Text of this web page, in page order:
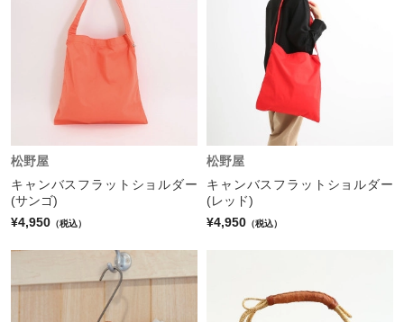
松野屋
キャンバスフラットショルダー
(サンゴ)
¥4,950 （税込）
松野屋
キャンバスフラットショルダー
(レッド)
¥4,950 （税込）